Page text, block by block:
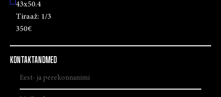
43x50.4
Tiraaž: 1/3
350€
KONTAKTANDMED